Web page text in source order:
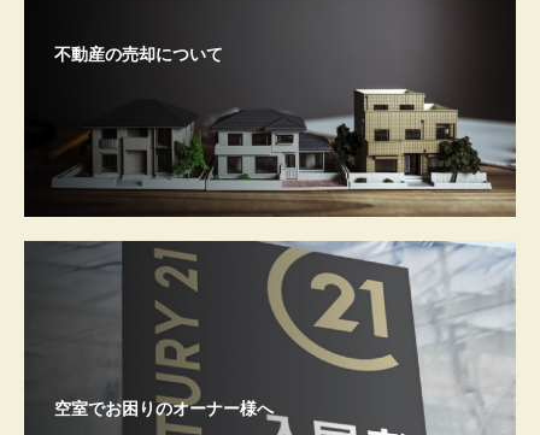
不動産の売却について
空室でお困りのオーナー様へ